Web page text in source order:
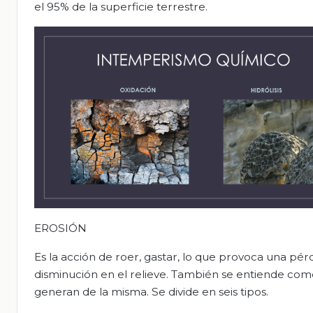
el 95% de la superficie terrestre.
EROSIÓN
Es la acción de roer, gastar, lo que provoca una
disminución en el relieve. También se entiende
generan de la misma. Se divide en seis tipos.